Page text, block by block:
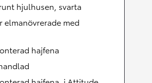
hjulhusen, svarta
elmanövrerade med
hajfena